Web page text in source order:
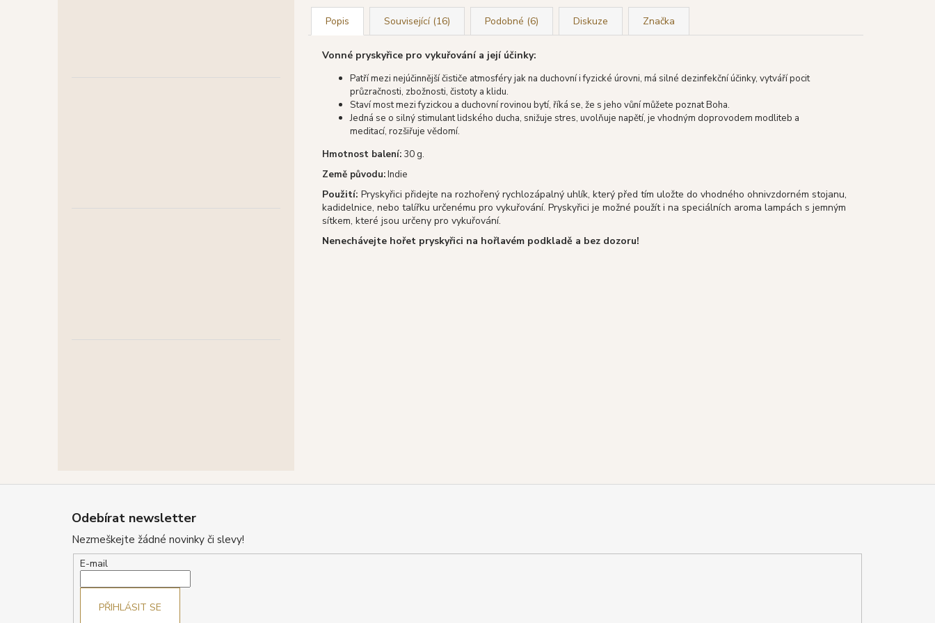
Popis Související (16) Podobné (6) Diskuze Značka
Vonné pryskyřice pro vykuřování a její účinky:
Patří mezi nejúčinnější čističe atmosféry jak na duchovní i fyzické úrovni, má silné dezinfekční účinky, vytváří pocit
průzračnosti, zbožnosti, čistoty a klidu.
Staví most mezi fyzickou a duchovní rovinou bytí, říká se, že s jeho vůní můžete poznat Boha.
Jedná se o silný stimulant lidského ducha, snižuje stres, uvolňuje napětí, je vhodným doprovodem modliteb a
meditací, rozšiřuje vědomí.
Hmotnost balení: 30 g.
Země původu:Indie
Použití: Pryskyřici přidejte na rozhořený rychlozápalný uhlík, který před tím uložte do vhodného ohnivzdorném stojanu,
kadidelnice, nebo talířku určenému pro vykuřování. Pryskyřici je možné použít i na speciálních aroma lampách s jemným
sítkem, které jsou určeny pro vykuřování.
Nenechávejte hořet pryskyřici na hořlavém podkladě a bez dozoru!
Odebírat newsletter
Nezmeškejte žádné novinky či slevy!
E-mail
PŘIHLÁSIT SE